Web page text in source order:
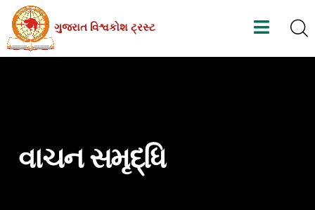
Skip
the
ગુજરાત વિશ્વકોશ ટ્રસ્ટ
વાચન સમૃદ્ધિ